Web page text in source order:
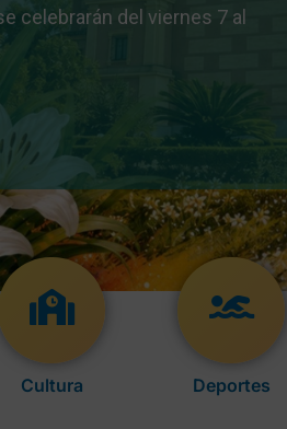
celebrarán del viernes 7 al
Cultura Deportes